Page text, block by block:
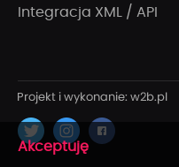
Integracja XML / API
x